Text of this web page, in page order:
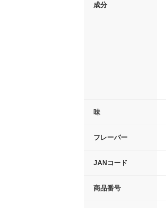
成分
味
フレーバー
JANコード
商品番号